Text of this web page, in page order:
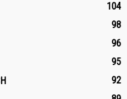
104
98
96
95
92